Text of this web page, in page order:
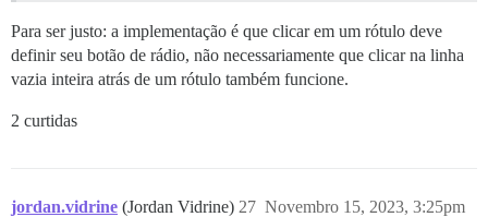
Para ser justo: a implementação é que clicar em um rótulo deve
definir seu botão de rádio, não necessariamente que clicar na linha
vazia inteira atrás de um rótulo também funcione.
2 curtidas
jordan.vidrine (Jordan Vidrine) Novembro 15, 2023, 3:25pm
27